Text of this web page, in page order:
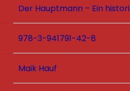
Der Hauptmann – Ein
978-3-941791-42-8
Maik Hauf